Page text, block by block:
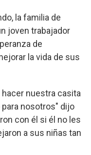
la familia de
joven trabajador
de
la vida de sus
nuestra casita
nosotros" dijo
con él si él no les
a sus niñas tan